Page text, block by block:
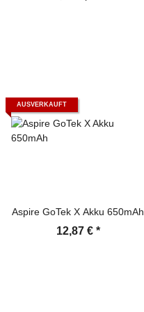
AUSVERKAUFT
Aspire GoTek X Akku 650mAh
12,87 € *